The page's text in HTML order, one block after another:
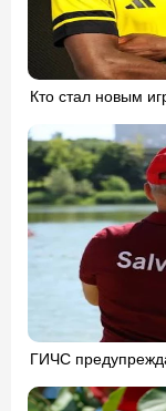
Кто стал новым
ГИЧС